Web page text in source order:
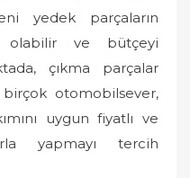
yedek parçaların
olabilir ve bütçeyi
çıkma parçalar
otomobilsever,
uygun fiyatlı ve
yapmayı tercih